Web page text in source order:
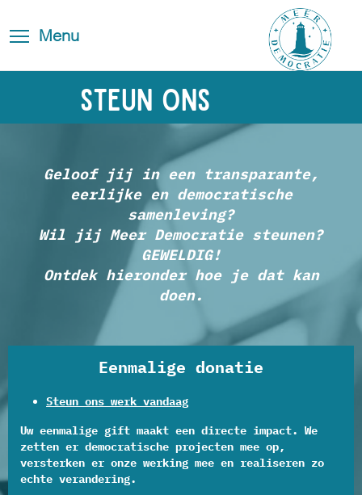
en
de
Toggle
navigation
Menu
Steun ons
Geloof jij in een transparante,
eerlijke en democratische
samenleving?
Wil jij Meer Democratie steunen?
GEWELDIG!
Ontdek hieronder hoe je dat kan
doen.
Eenmalige donatie
Steun ons werk vandaag
Uw eenmalige gift maakt een directe impact. We
zetten er democratische projecten mee op,
versterken er onze werking mee en realiseren zo
echte verandering.